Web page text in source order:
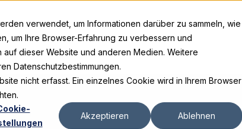
verwendet, um Informationen darüber zu sammeln, wie
um Ihre Browser-Erfahrung zu verbessern und
dieser Website und anderen Medien. Weitere
Datenschutzbestimmungen.
nicht erfasst. Ein einzelnes Cookie wird in Ihrem Browser
Akzeptieren Ablehnen